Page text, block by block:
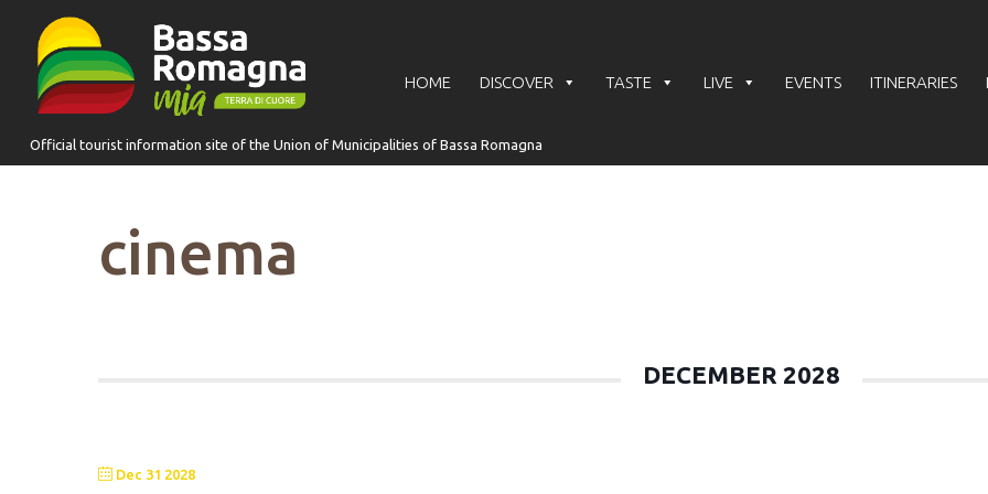
HOME DISCOVER TASTE LIVE EVENTS ITINERARIES
for:
cinema
DECEMBER 2028
Dec 31 2028